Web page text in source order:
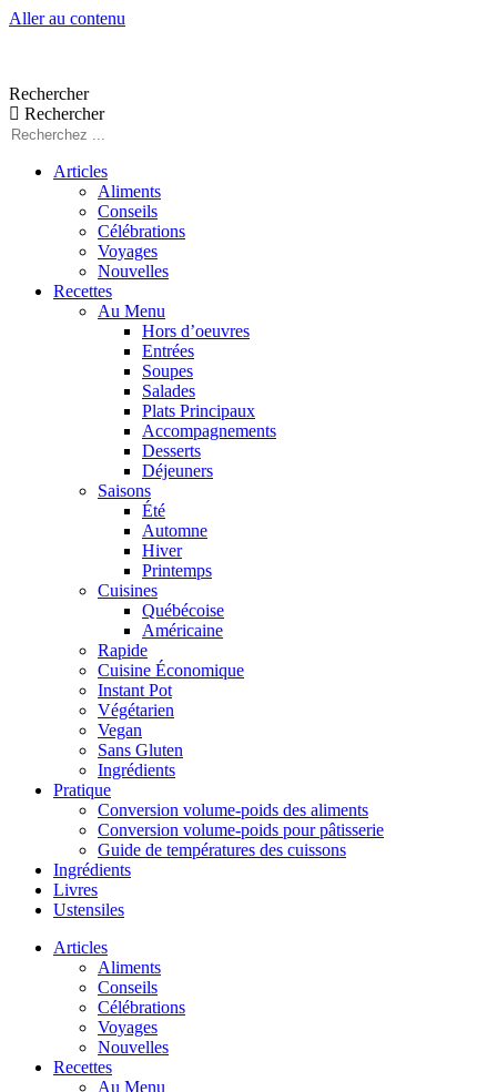
Aller au contenu
Rechercher
Rechercher
Articles
Aliments
Conseils
Célébrations
Voyages
Nouvelles
Recettes
Au Menu
Hors d’oeuvres
Entrées
Soupes
Salades
Plats Principaux
Accompagnements
Desserts
Déjeuners
Saisons
Été
Automne
Hiver
Printemps
Cuisines
Québécoise
Américaine
Rapide
Cuisine Économique
Instant Pot
Végétarien
Vegan
Sans Gluten
Ingrédients
Pratique
Conversion volume-poids des aliments
Conversion volume-poids pour pâtisserie
Guide de températures des cuissons
Ingrédients
Livres
Ustensiles
Articles
Aliments
Conseils
Célébrations
Voyages
Nouvelles
Recettes
Au Menu